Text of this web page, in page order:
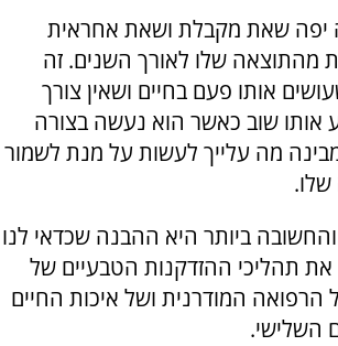
יפה שאת מקבלת ושאת אחראית
מהתוצאה שלו לאורך השנים. זה
אותו פעם בחיים ושאין צורך
אותו שוב כאשר הוא נעשה בצורה
מה עלייך לעשות על מנת לשמור
ביותר היא ההבנה שכדאי לנו
תהליכי ההזדקנות הטבעיים של
הרפואה המודרנית ושל איכות החיים
השלישי.